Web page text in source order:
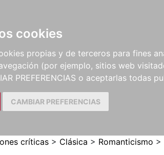
cookies
propias y de terceros para fines
(por ejemplo, sitios web
PREFERENCIAS o aceptarlas todas
CAMBIAR PREFERENCIAS
Y
PARTITURAS Y EDICIONES
CRÍTICAS
críticas > Clásica > Romanticismo >